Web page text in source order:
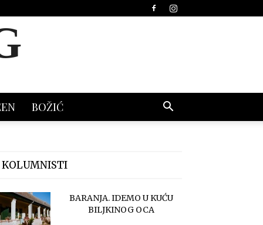
BOŽIĆ
KOLUMNISTI
BARANJA. IDEMO U KUĆU
BILJKINOG OCA